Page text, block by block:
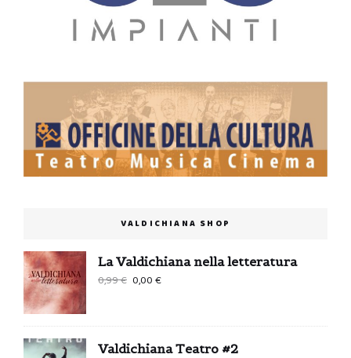
VALDICHIANA SHOP
La Valdichiana nella letteratura
0,99€
era:
0,99 €.
0,00€
è:
0,00 €.
Valdichiana Teatro #2